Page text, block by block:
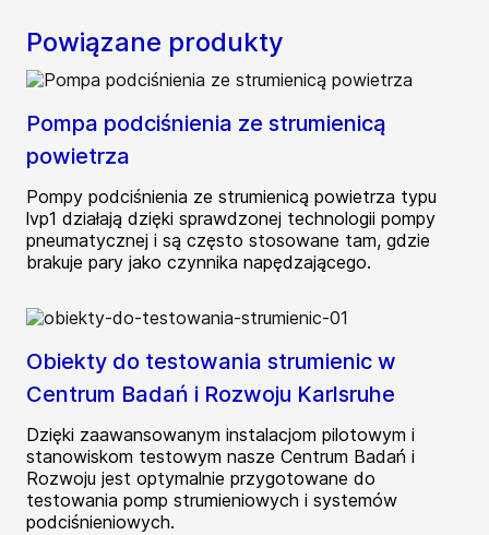
Powiązane produkty
Pompa podciśnienia ze strumienicą
powietrza
Pompy podciśnienia ze strumienicą powietrza typu
lvp1 działają dzięki sprawdzonej technologii pompy
pneumatycznej i są często stosowane tam, gdzie
brakuje pary jako czynnika napędzającego.
Obiekty do testowania strumienic w
Centrum Badań i Rozwoju Karlsruhe
Dzięki zaawansowanym instalacjom pilotowym i
stanowiskom testowym nasze Centrum Badań i
Rozwoju jest optymalnie przygotowane do
testowania pomp strumieniowych i systemów
podciśnieniowych.